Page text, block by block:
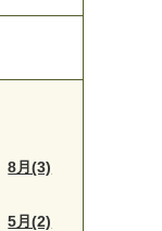
8月(3)
5月(2)